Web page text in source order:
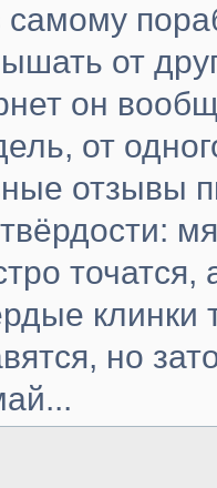
самому
от
он
от
отзывы
точатся,
клинки
но